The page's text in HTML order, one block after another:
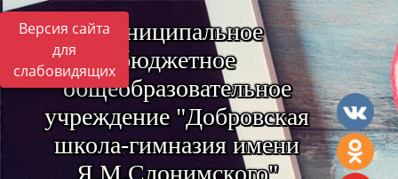
Версия сайта
для
слабовидящих
Муниципальное
бюджетное
общеобразовательное
учреждение "Добровская
школа-гимназия имени
Я.М.Слонимского"